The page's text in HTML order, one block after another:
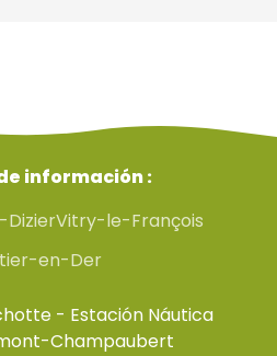
información :
DizierVitry-le-François
en-Der
- Estación Náutica
Champaubert